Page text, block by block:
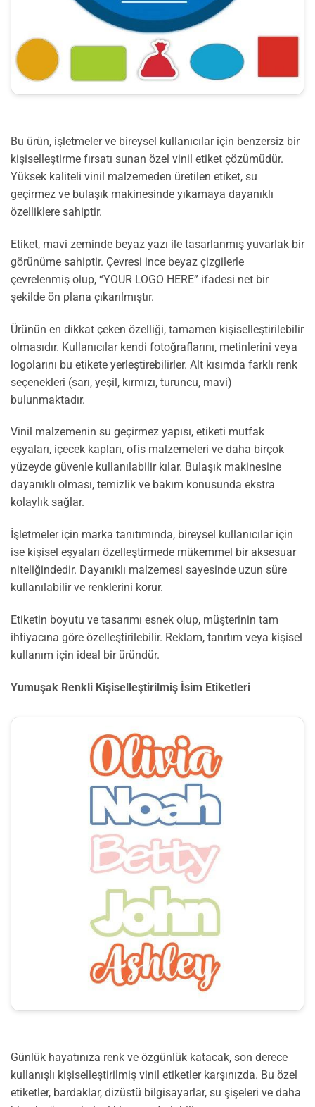
Bu ürün, işletmeler ve bireysel kullanıcılar için benzersiz bir
kişiselleştirme fırsatı sunan özel vinil etiket çözümüdür.
Yüksek kaliteli vinil malzemeden üretilen etiket, su
geçirmez ve bulaşık makinesinde yıkamaya dayanıklı
özelliklere sahiptir.
Etiket, mavi zeminde beyaz yazı ile tasarlanmış yuvarlak bir
görünüme sahiptir. Çevresi ince beyaz çizgilerle
çevrelenmiş olup, “YOUR LOGO HERE” ifadesi net bir
şekilde ön plana çıkarılmıştır.
Ürünün en dikkat çeken özelliği, tamamen kişiselleştirilebilir
olmasıdır. Kullanıcılar kendi fotoğraflarını, metinlerini veya
logolarını bu etikete yerleştirebilirler. Alt kısımda farklı renk
seçenekleri (sarı, yeşil, kırmızı, turuncu, mavi)
bulunmaktadır.
Vinil malzemenin su geçirmez yapısı, etiketi mutfak
eşyaları, içecek kapları, ofis malzemeleri ve daha birçok
yüzeyde güvenle kullanılabilir kılar. Bulaşık makinesine
dayanıklı olması, temizlik ve bakım konusunda ekstra
kolaylık sağlar.
İşletmeler için marka tanıtımında, bireysel kullanıcılar için
ise kişisel eşyaları özelleştirmede mükemmel bir aksesuar
niteliğindedir. Dayanıklı malzemesi sayesinde uzun süre
kullanılabilir ve renklerini korur.
Etiketin boyutu ve tasarımı esnek olup, müşterinin tam
ihtiyacına göre özelleştirilebilir. Reklam, tanıtım veya kişisel
kullanım için ideal bir üründür.
Yumuşak Renkli Kişiselleştirilmiş İsim Etiketleri
Günlük hayatınıza renk ve özgünlük katacak, son derece
kullanışlı kişiselleştirilmiş vinil etiketler karşınızda. Bu özel
etiketler, bardaklar, dizüstü bilgisayarlar, su şişeleri ve daha